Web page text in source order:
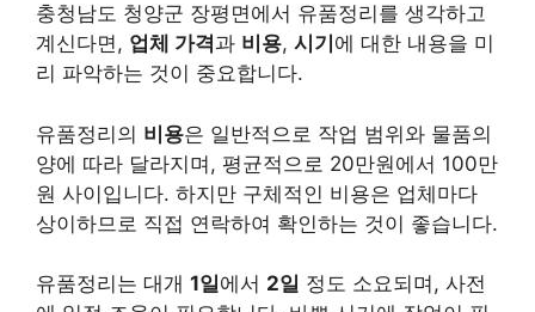
충청남도 청양군 장평면에서 유품정리를 생각하고
계신다면, 업체 가격과 비용, 시기 에 대한 내용을 미
리 파악하는 것이 중요합니다.
유품정리의 비용은 일반적으로 작업 범위와 물품의
양에 따라 달라지며, 평균적으로 20만원에서 100만
원 사이입니다. 하지만 구체적인 비용은 업체마다
상이하므로 직접 연락하여 확인하는 것이 좋습니다.
유품정리는 대개 1일에서 2일 정도 소요되며, 사전